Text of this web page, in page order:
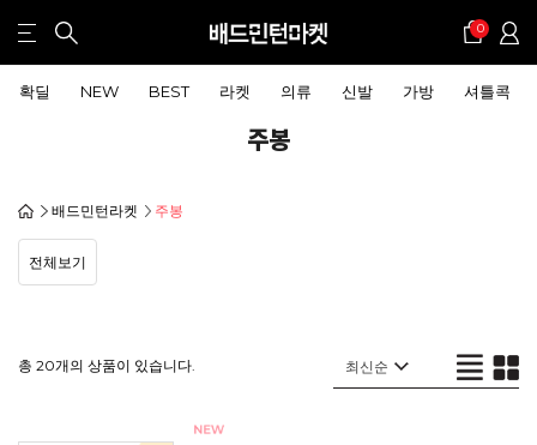
0
확딜 NEW BEST 라켓 의류 신발 가방 셔틀콕
주봉
배드민턴라켓 주봉
전체보기
총 20개의 상품이 있습니다.